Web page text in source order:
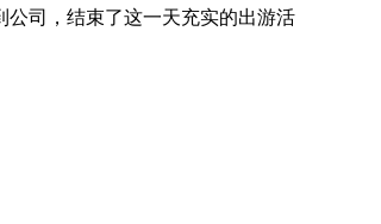
公司，结束了这一天充实的出游活